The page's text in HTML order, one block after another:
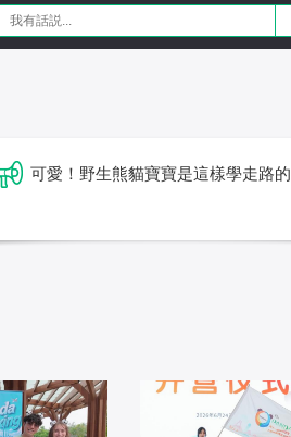
可愛！野生熊貓寶寶是這樣學走路的